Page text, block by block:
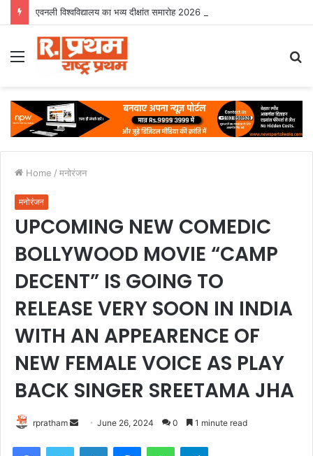
Menu
Home / मनोरंजन
मनोरंजन
UPCOMING NEW COMEDIC
BOLLYWOOD MOVIE “CAMP
DECENT” IS GOING TO
RELEASE VERY SOON IN INDIA
WITH AN APPEARENCE OF
NEW FEMALE VOICE AS PLAY
BACK SINGER SREETAMA JHA
rpratham June 26, 2024 0 1 minute read